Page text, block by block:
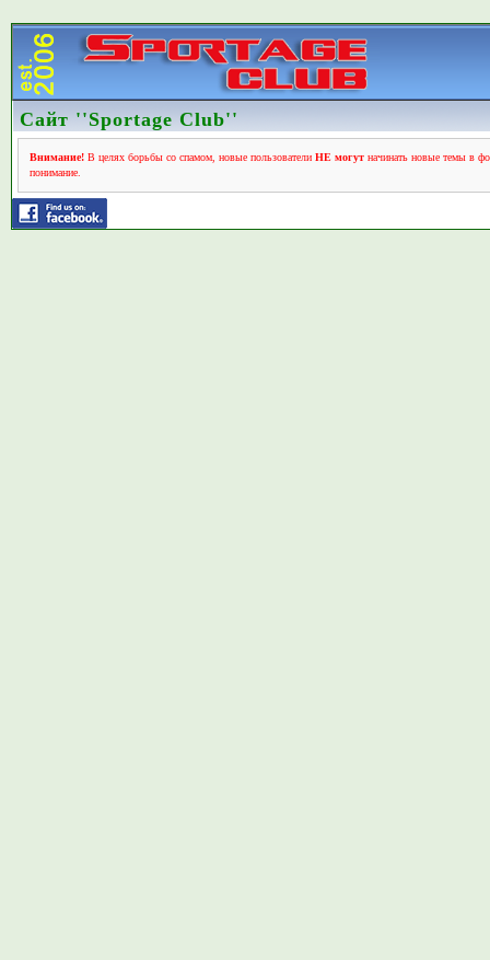
Сайт ''Sportage Club''
Внимание!В целях борьбы со спамом, новые пользователи НЕ могутначинать новые темы в
понимание.